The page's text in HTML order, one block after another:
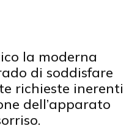
la moderna
di soddisfare
richieste inerenti
dell’apparato